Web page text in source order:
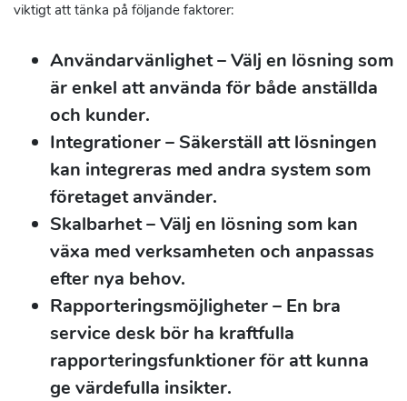
viktigt att tänka på följande faktorer:
Användarvänlighet– Välj en lösning som
är enkel att använda för både anställda
och kunder.
Integrationer– Säkerställ att lösningen
kan integreras med andra system som
företaget använder.
Skalbarhet– Välj en lösning som kan
växa med verksamheten och anpassas
efter nya behov.
Rapporteringsmöjligheter– En bra
service desk bör ha kraftfulla
rapporteringsfunktioner för att kunna
ge värdefulla insikter.